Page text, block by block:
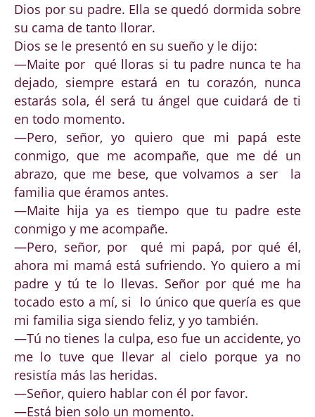
Dios por su padre. Ella se quedó dormida sobre
su cama de tanto llorar.
Dios se le presentó en su sueño y le dijo:
—Maite por qué lloras si tu padre nunca te ha
dejado, siempre estará en tu corazón, nunca
estarás sola, él será tu ángel que cuidará de ti
en todo momento.
—Pero, señor, yo quiero que mi papá este
conmigo, que me acompañe, que me dé un
abrazo, que me bese, que volvamos a ser la
familia que éramos antes.
—Maite hija ya es tiempo que tu padre este
conmigo y me acompañe.
—Pero, señor, por qué mi papá, por qué él,
ahora mi mamá está sufriendo. Yo quiero a mi
padre y tú te lo llevas. Señor por qué me ha
tocado esto a mí, si lo único que quería es que
mi familia siga siendo feliz, y yo también.
—Tú no tienes la culpa, eso fue un accidente, yo
me lo tuve que llevar al cielo porque ya no
resistía más las heridas.
—Señor, quiero hablar con él por favor.
—Está bien solo un momento.